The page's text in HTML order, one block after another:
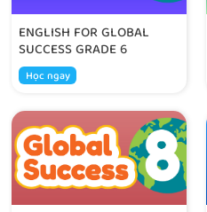
ENGLISH FOR GLOBAL
SUCCESS GRADE 6
Học ngay